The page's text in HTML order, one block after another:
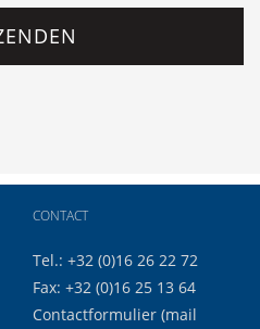
CONTACT
Tel.: +32 (0)16 26 22 72
Fax: +32 (0)16 25 13 64
Contactformulier (mail